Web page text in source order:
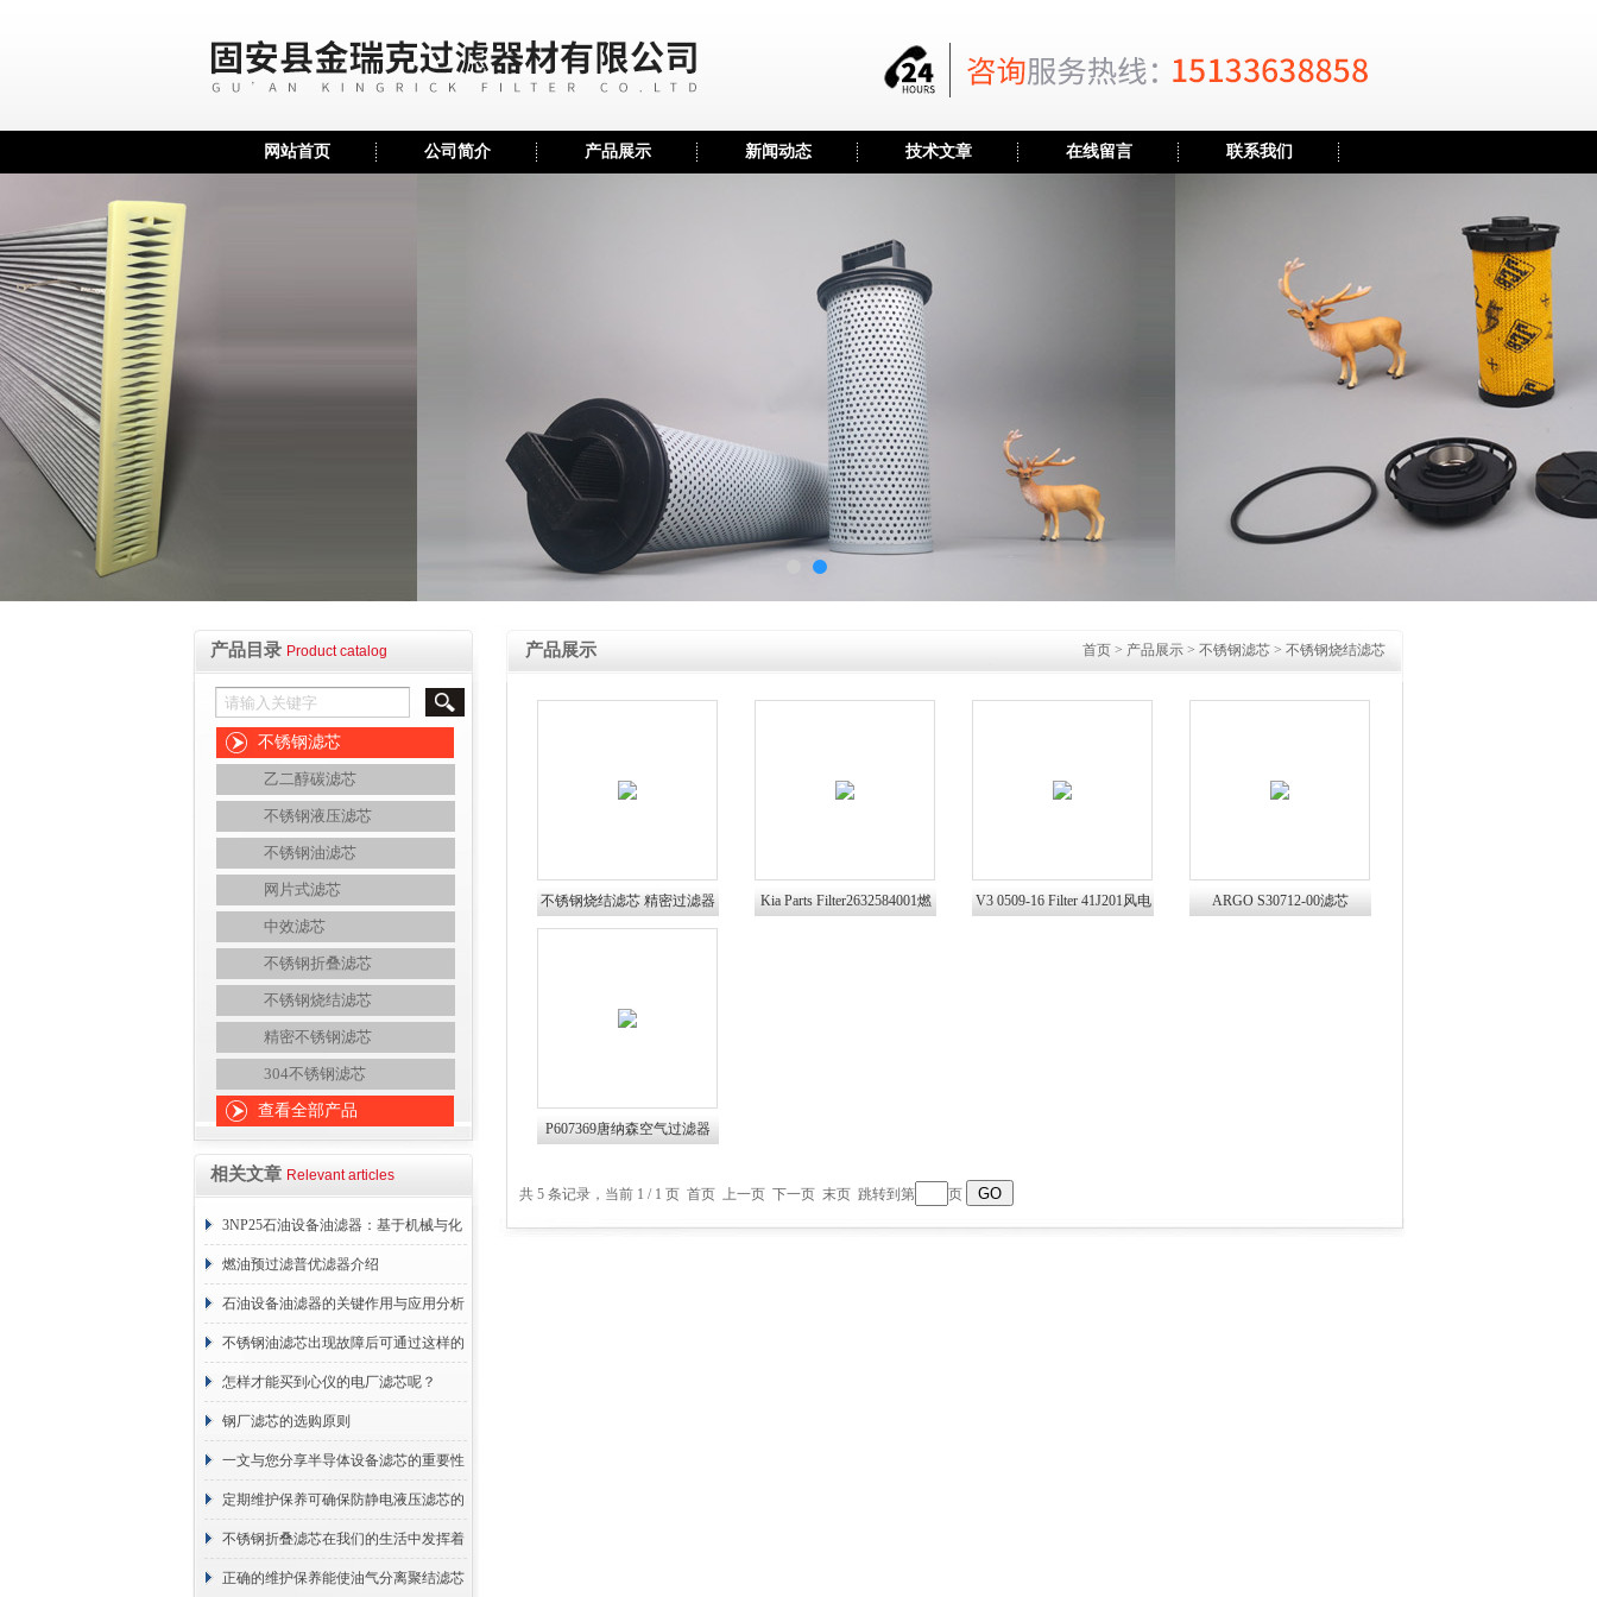
网站首页 公司简介 产品展示 新闻动态 技术文章 在线留言 联系我们
产品目录 Product catalog
不锈钢滤芯
乙二醇碳滤芯
不锈钢液压滤芯
不锈钢油滤芯
网片式滤芯
中效滤芯
不锈钢折叠滤芯
不锈钢烧结滤芯
精密不锈钢滤芯
304不锈钢滤芯
查看全部产品
相关文章 Relevant articles
3NP25石油设备油滤器：基于机械与化
学协同的油液净化核心
燃油预过滤普优滤器介绍
石油设备油滤器的关键作用与应用分析
不锈钢油滤芯出现故障后可通过这样的
方法解决
怎样才能买到心仪的电厂滤芯呢？
钢厂滤芯的选购原则
一文与您分享半导体设备滤芯的重要性
定期维护保养可确保防静电液压滤芯的
正常工作
不锈钢折叠滤芯在我们的生活中发挥着
哪些作用呢？
正确的维护保养能使油气分离聚结滤芯
产品展示 首页 > 产品展示 > 不锈钢滤芯 > 不锈钢烧结滤芯
不锈钢烧结滤芯 精密过滤器
Kia Parts Filter2632584001燃
V3 0509-16 Filter 41J201风电
ARGO S30712-00滤芯
P607369唐纳森空气过滤器
共 5 条记录，当前 1 / 1 页 首页 上一页 下一页 末页 跳转到第 页